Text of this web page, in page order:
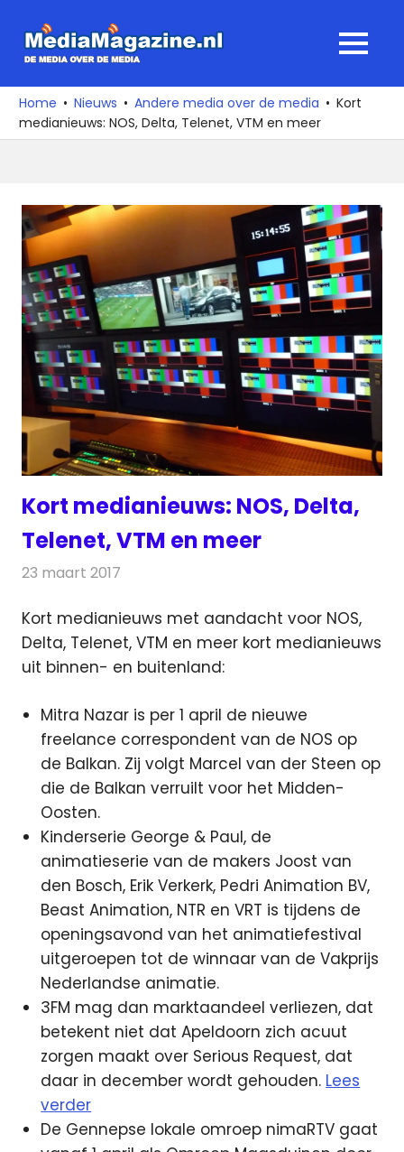
naar
media
over
de
MENU
Home Nieuws Andere media over de media
Kort
medianieuws: NOS, Delta, Telenet, VTM en meer
Kort medianieuws: NOS, Delta,
Telenet, VTM en meer
23 maart 2017
Kort medianieuws met aandacht voor NOS,
Delta, Telenet, VTM en meer kort medianieuws
uit binnen- en buitenland:
Mitra Nazar is per 1 april de nieuwe
freelance correspondent van de NOS op
de Balkan. Zij volgt Marcel van der Steen op
die de Balkan verruilt voor het Midden-
Oosten.
Kinderserie George & Paul, de
animatieserie van de makers Joost van
den Bosch, Erik Verkerk, Pedri Animation BV,
Beast Animation, NTR en VRT is tijdens de
openingsavond van het animatiefestival
uitgeroepen tot de winnaar van de Vakprijs
Nederlandse animatie.
3FM mag dan marktaandeel verliezen, dat
betekent niet dat Apeldoorn zich acuut
zorgen maakt over Serious Request, dat
daar in december wordt gehouden. Lees
verder
De Gennepse lokale omroep nimaRTV gaat